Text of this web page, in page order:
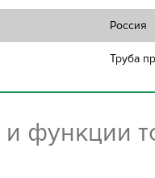
Россия
Труба
и функции